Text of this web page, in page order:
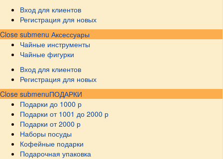
Вход для клиентов
Регистрация для новых
Close submenu Аксессуары
Чайные инструменты
Чайные фигурки
Вход для клиентов
Регистрация для новых
Close submenuПОДАРКИ
Подарки до 1000 р
Подарки от 1001 до 2000 р
Подарки от 2000 р
Наборы посуды
Кофейные подарки
Подарочная упаковка